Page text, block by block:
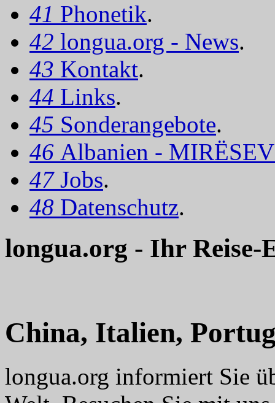
41 Phonetik.
42 longua.org - News.
43 Kontakt.
44 Links.
45 Sonderangebote.
46 Albanien -
47 Jobs.
48 Datenschutz.
longua.org - Ihr Reise-
China, Italien,
longua.org informiert Sie